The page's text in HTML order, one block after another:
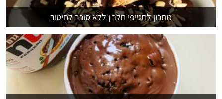
מתכון לחטיפי חלבון ללא סוכר לחיטוב